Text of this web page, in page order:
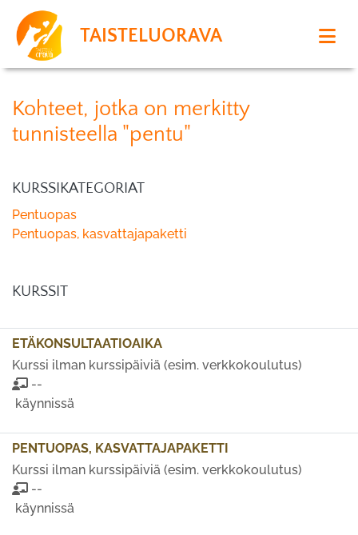
TAISTELUORAVA
Kohteet, jotka on merkitty
tunnisteella "pentu"
KURSSIKATEGORIAT
Pentuopas
Pentuopas, kasvattajapaketti
KURSSIT
ETÄKONSULTAATIOAIKA
Kurssi ilman kurssipäiviä (esim. verkkokoulutus)
--
käynnissä
PENTUOPAS, KASVATTAJAPAKETTI
Kurssi ilman kurssipäiviä (esim. verkkokoulutus)
--
käynnissä